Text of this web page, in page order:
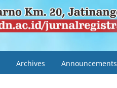
Archives Announcements